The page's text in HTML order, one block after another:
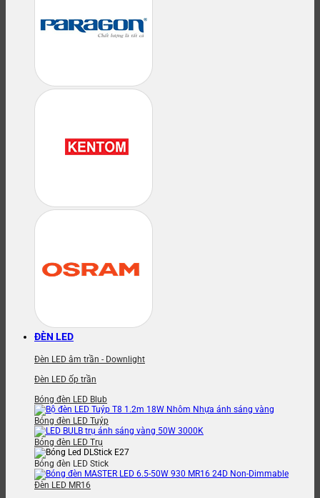
ĐÈN LED
Đèn LED âm trần - Downlight
Đèn LED ốp trần
Bóng đèn LED Blub
Bóng đèn LED Tuýp
Bóng đèn LED Trụ
Bóng đèn LED Stick
Đèn LED MR16